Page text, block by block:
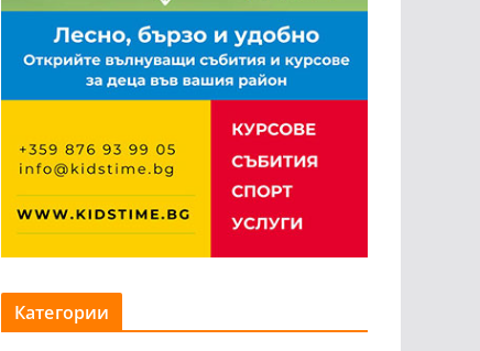
Категории